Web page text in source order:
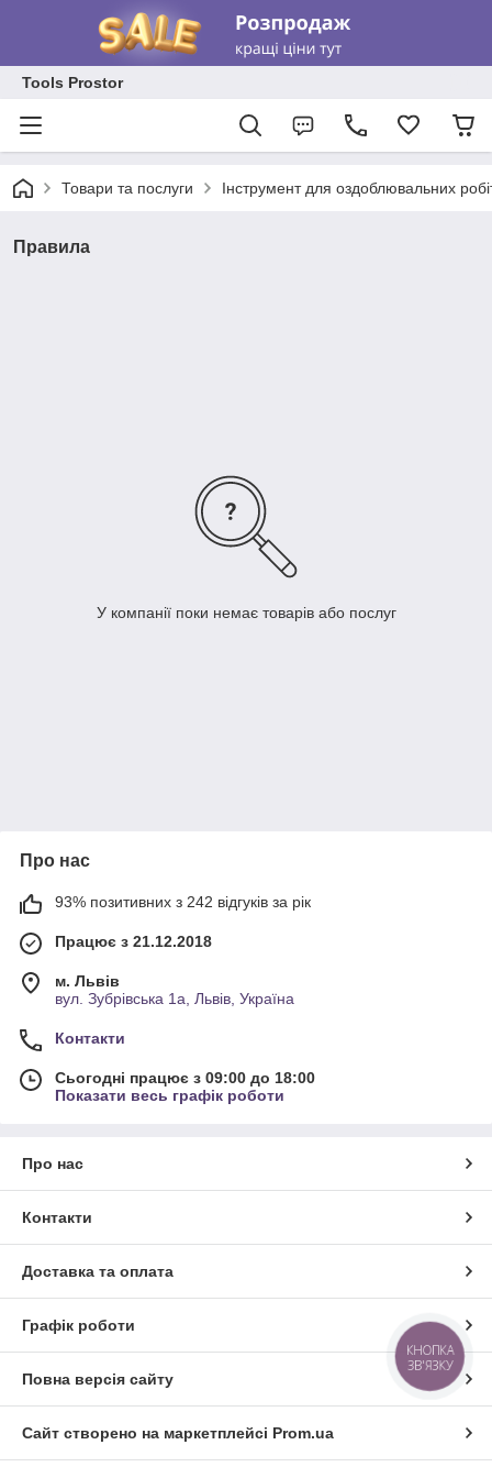
Tools Prostor
Товари та послуги Інструмент для оздоблювальних
Правила
У компанії поки немає товарів або послуг
Про нас
93% позитивних з 242 відгуків за рік
Працює з 21.12.2018
м. Львів
вул. Зубрівська 1а, Львів, Україна
Контакти
Сьогодні працює з 09:00 до 18:00
Показати весь графік роботи
Про нас
Контакти
Доставка та оплата
Графік роботи
Повна версія сайту
Сайт створено на маркетплейсі Prom.ua
КНОПКА
ЗВ'ЯЗКУ